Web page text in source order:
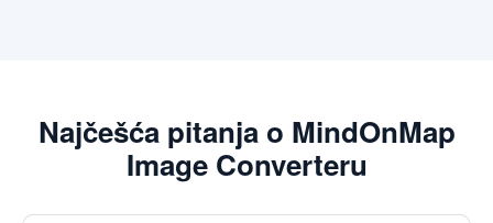
Najčešća pitanja o MindOnMap
Image Converteru